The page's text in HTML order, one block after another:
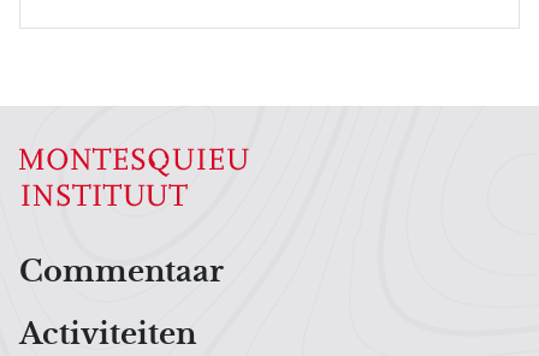
Hoofdnavigatiemenu
Commentaar
Activiteiten